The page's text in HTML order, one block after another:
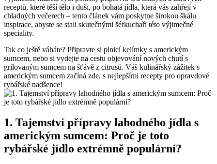
receptů, které těší tělo i duši, po bohatá jídla, která vás zahřejí v
chladných večerech – tento článek vám poskytne širokou škálu
inspirace, abyste se stali skutečnými šéfkuchaři této výjimečné
speciality.
Tak co ještě váháte? Připravte si plnicí kelímky s americkým
sumcem, nebo si vydejte na cestu objevování nových chutí s
grilovaným sumcem na šťávě z citrusů. Váš kulinářský zážitek s
americkým sumcem začíná zde, s nejlepšími recepty pro opravdové
rybářské nadšence!
1. Tajemství přípravy lahodného jídla s
americkým sumcem: Proč je toto
rybářské jídlo extrémně populární?